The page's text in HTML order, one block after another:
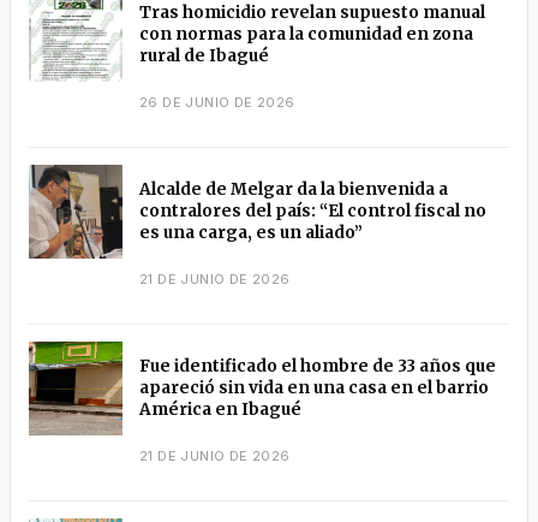
Tras homicidio revelan supuesto manual
con normas para la comunidad en zona
rural de Ibagué
26 DE JUNIO DE 2026
Alcalde de Melgar da la bienvenida a
contralores del país: “El control fiscal no
es una carga, es un aliado”
21 DE JUNIO DE 2026
Fue identificado el hombre de 33 años que
apareció sin vida en una casa en el barrio
América en Ibagué
21 DE JUNIO DE 2026